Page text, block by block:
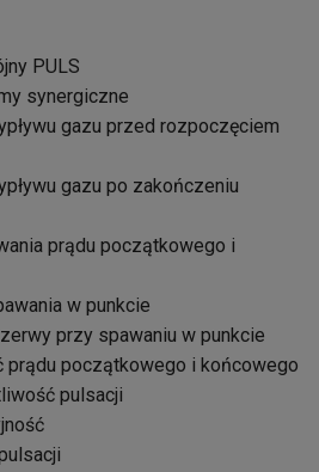
PULS
synergiczne
gazu przed rozpoczęciem
gazu po zakończeniu
prądu początkowego i
w punkcie
przy spawaniu w punkcie
prądu początkowego i końcowego
pulsacji